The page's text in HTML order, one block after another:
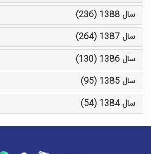
سال 1388 (236)
سال 1387 (264)
سال 1386 (130)
سال 1385 (95)
سال 1384 (54)